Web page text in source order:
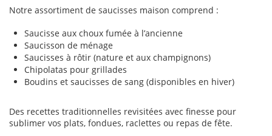
Notre assortiment de saucisses maison comprend :
Saucisse aux choux fumée à l’ancienne
Saucisson de ménage
Saucisses à rôtir (nature et aux champignons)
Chipolatas pour grillades
Boudins et saucisses de sang (disponibles en hiver)
Des recettes traditionnelles revisitées avec finesse pour
sublimer vos plats, fondues, raclettes ou repas de fête.